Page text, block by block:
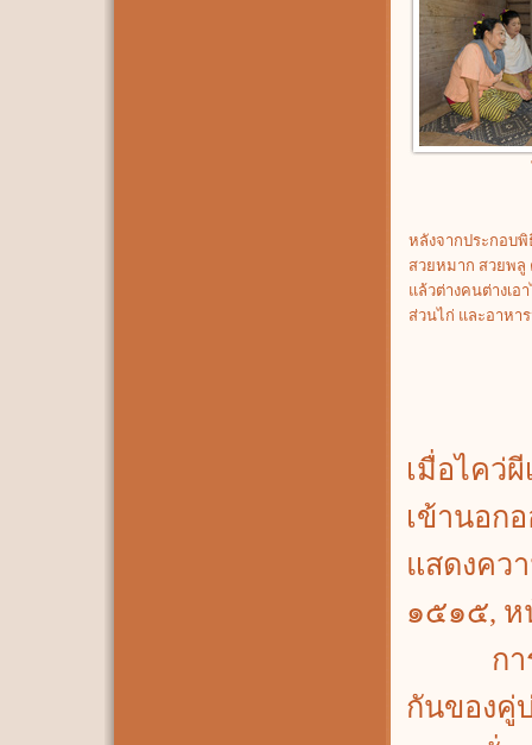
หลังจากประกอบพิ
สวยหมาก สวยพลู
แล้วต่างคนต่างเอ
ส่วนไก่ และอาหา
เมื่อไคว่
เข้านอก
แสดงคว
๑๕๑๕,
การกิ๋
กันของคู่